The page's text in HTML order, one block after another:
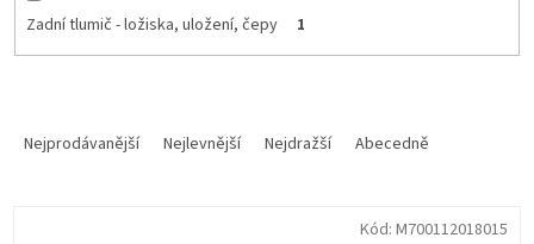
Zadní tlumič - ložiska, uložení, čepy 1
Nejprodávanější Nejlevnější Nejdražší Abecedně
Kód: M700112018015